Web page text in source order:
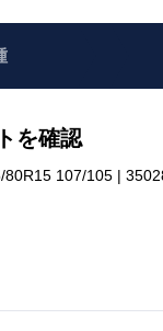
を確認
80R15 107/105 |